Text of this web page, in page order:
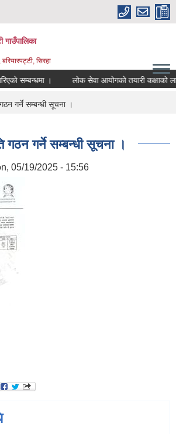
गाउँपालिका
सिरहा
सम्बन्धमा । लोक सेवा आयोगको तयारी कक्षाको
गर्ने सम्बन्धी सूचना ।
गठन गर्ने सम्बन्धी सूचना ।
05/19/2025 - 15:56